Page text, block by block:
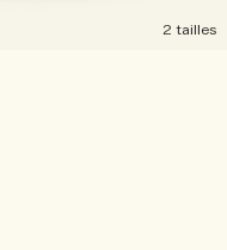
2 tailles